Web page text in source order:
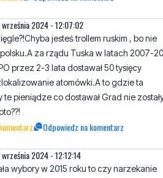
przez 2-3 lata dostawał 50 tysięcy
atomówki.A to gdzie ta
te pieniądze co dostawał Grad nie
Odpowiedz na komentarz
2024 - 12:12:14
wybory w 2015 roku to czy narzekanie
Odpowiedz na komentarz